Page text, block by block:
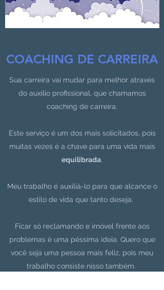
COACHING DE CARREIRA
Sua carreira vai mudar para melhor através
do auxílio profissional, que chamamos
coaching de carreira.
Este serviço é um dos mais solicitados, pois
muitas vezes é a chave para uma vida mais
equilibrada.
Meu trabalho é auxiliá-lo para que alcance o
estilo de vida que tanto deseja.
Ficar só reclamando e imóvel frente aos
problemas é uma péssima ideia. Quero que
você seja uma pessoa mais feliz, pois meu
trabalho consiste nisso também.